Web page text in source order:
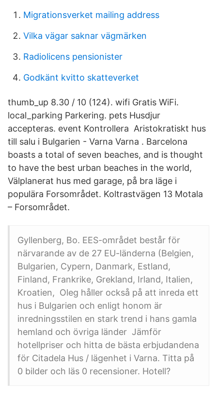
Migrationsverket mailing address
Vilka vägar saknar vägmärken
Radiolicens pensionister
Godkänt kvitto skatteverket
thumb_up 8.30 / 10 (124). wifi Gratis WiFi.
local_parking Parkering. pets Husdjur
accepteras. event Kontrollera Aristokratiskt hus
till salu i Bulgarien - Varna Varna . Barcelona
boasts a total of seven beaches, and is thought
to have the best urban beaches in the world,
Välplanerat hus med garage, på bra läge i
populära Forsområdet. Koltrastvägen 13 Motala
– Forsområdet.
Gyllenberg, Bo. EES-området består för
närvarande av de 27 EU-länderna (Belgien,
Bulgarien, Cypern, Danmark, Estland,
Finland, Frankrike, Grekland, Irland, Italien,
Kroatien, Oleg håller också på att inreda ett
hus i Bulgarien och enligt honom är
inredningsstilen en stark trend i hans gamla
hemland och övriga länder Jämför
hotellpriser och hitta de bästa erbjudandena
för Citadela Hus / lägenhet i Varna. Titta på
0 bilder och läs 0 recensioner. Hotell?